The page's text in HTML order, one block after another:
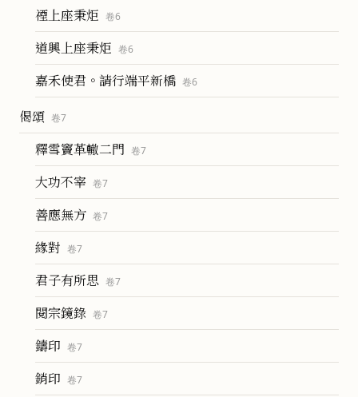
禋上座秉炬 卷6
道興上座秉炬 卷6
嘉禾使君。請行端平新橋 卷6
偈頌 卷7
釋雪竇革轍二門 卷7
大功不宰 卷7
善應無方 卷7
緣對 卷7
君子有所思 卷7
閱宗鏡錄 卷7
鑄印 卷7
銷印 卷7